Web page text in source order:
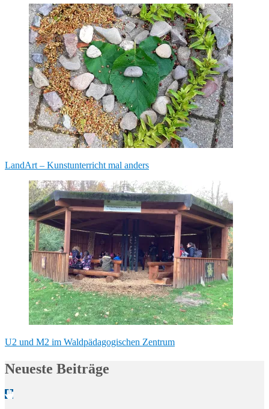
Beitragsnavigation
LandArt – Kunstunterricht mal anders
U2 und M2 im Waldpädagogischen Zentrum
Neueste Beiträge